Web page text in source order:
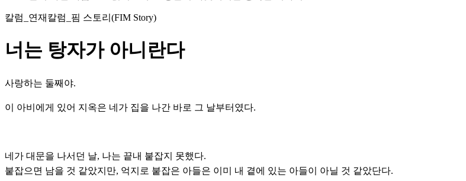
칼럼_연재칼럼_핌 스토리(FIM Story)
너는 탕자가 아니란다
사랑하는 둘째야.
이 아비에게 있어 지옥은 네가 집을 나간 바로 그 날부터였다.
네가 대문을 나서던 날, 나는 끝내 붙잡지 못했다.
붙잡으면 남을 것 같았지만, 억지로 붙잡은 아들은 이미 내 곁에 있는 아들이 아닐 것 같았단다.